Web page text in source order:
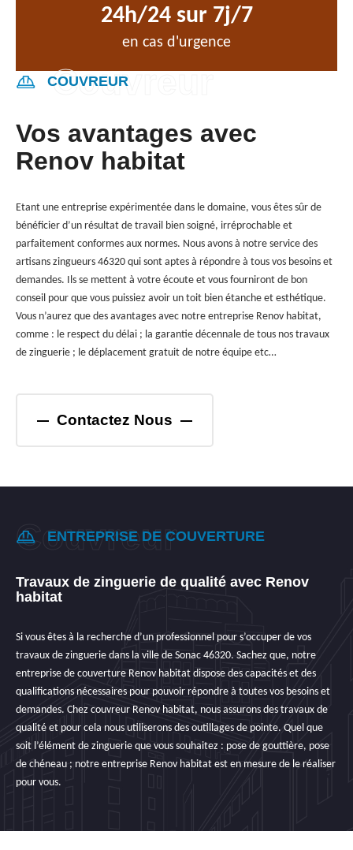
24h/24 sur 7j/7
en cas d'urgence
COUVREUR
Vos avantages avec
Renov habitat
Etant une entreprise expérimentée dans le domaine, vous êtes sûr de
bénéficier d’un résultat de travail bien soigné, irréprochable et
parfaitement conformes aux normes. Nous avons à notre service des
artisans zingueurs 46320 qui sont aptes à répondre à tous vos besoins et
demandes. Ils se mettent à votre écoute et vous fourniront de bon
conseil pour que vous puissiez avoir un toit bien étanche et esthétique.
Vous n’aurez que des avantages avec notre entreprise Renov habitat,
comme : le respect du délai ; la garantie décennale de tous nos travaux
de zinguerie ; le déplacement gratuit de notre équipe etc…
Contactez Nous
ENTREPRISE DE COUVERTURE
Travaux de zinguerie de qualité avec Renov
habitat
Si vous êtes à la recherche d’un professionnel pour s’occuper de vos
travaux de zinguerie dans la ville de Sonac 46320. Sachez que, notre
entreprise de couverture Renov habitat dispose des capacités et des
qualifications nécessaires pour pouvoir répondre à toutes vos besoins et
demandes. Chez couvreur Renov habitat, nous assurons des travaux de
qualité et pour cela nous utiliserons des outillages de pointe. Quel que
soit l’élément de zinguerie que vous souhaitez : pose de gouttière, pose
de chéneau ; notre entreprise Renov habitat est en mesure de le réaliser
pour vous.